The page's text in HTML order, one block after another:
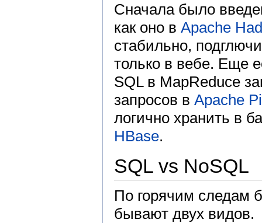
Сначала было
как оно в Apache
стабильно,
только в вебе. Еще
SQL в MapReduce
запросов в Apache
логично хранить в
HBase.
SQL vs NoSQL
По горячим следам
бывают двух видов.